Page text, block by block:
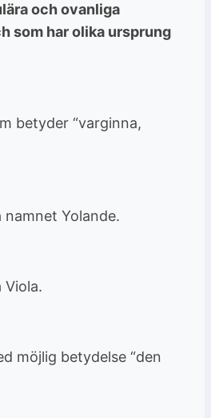
och ovanliga
som har olika ursprung
betyder “varginna,
Yolande.
Viola.
möjlig betydelse “den